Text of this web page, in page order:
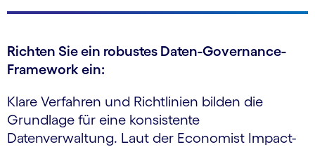
Richten Sie ein robustes Daten-Governance-
Framework ein:
Klare Verfahren und Richtlinien bilden die
Grundlage für eine konsistente
Datenverwaltung. Laut der Economist Impact-